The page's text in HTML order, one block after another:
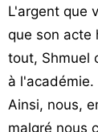
L'argent que
que son acte
tout, Shmuel
à l'académie.
Ainsi, nous,
malgré nous